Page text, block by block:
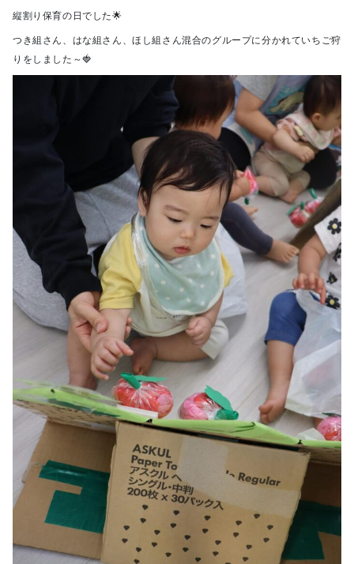
縦割り保育の日でした🌟
つき組さん、はな組さん、ほし組さん混合のグループに分かれていちご狩
りをしました～🍓